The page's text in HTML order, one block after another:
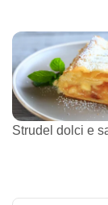
Strudel dolci e